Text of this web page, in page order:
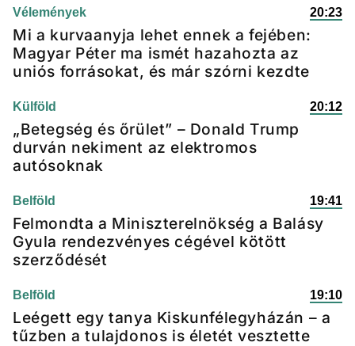
Vélemények 20:23
Mi a kurvaanyja lehet ennek a fejében:
Magyar Péter ma ismét hazahozta az
uniós forrásokat, és már szórni kezdte
Külföld 20:12
„Betegség és őrület” – Donald Trump
durván nekiment az elektromos
autósoknak
Belföld 19:41
Felmondta a Miniszterelnökség a Balásy
Gyula rendezvényes cégével kötött
szerződését
Belföld 19:10
Leégett egy tanya Kiskunfélegyházán – a
tűzben a tulajdonos is életét vesztette